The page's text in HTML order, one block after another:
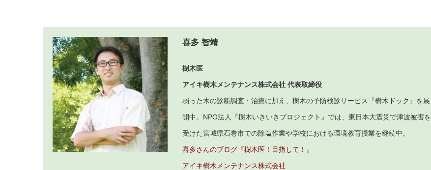
喜多 智靖
樹木医
アイキ樹木メンテナンス株式会社 代表取締役
弱った木の診断調査・治療に加え、樹木の予防検診サービス『樹木ドック』を展
開中。NPO法人『樹木いきいきプロジェクト』では、東日本大震災で津波被害を
受けた宮城県石巻市での除塩作業や学校における環境教育授業を継続中。
喜多さんのブログ『樹木医！目指して！』
アイキ樹木メンテナンス株式会社